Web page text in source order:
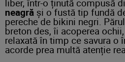
liber, într-o ținută compusă
neagră și o fustă tip fundă
pereche de bikini negri.
breton des, îi acoperea
relaxată în timp ce savura o
acorde prea multă atenție